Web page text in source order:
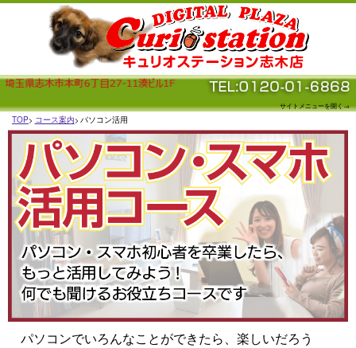
サイトメニューを開く→
TOP コース案内 パソコン活用
パソコンでいろんなことができたら、楽しいだろう